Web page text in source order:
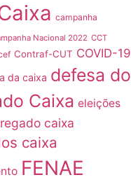
campanha
Nacional 2022 CCT
Contraf-CUT COVID-19
da caixa defesa do
Caixa eleições
caixa
caixa
FENAE